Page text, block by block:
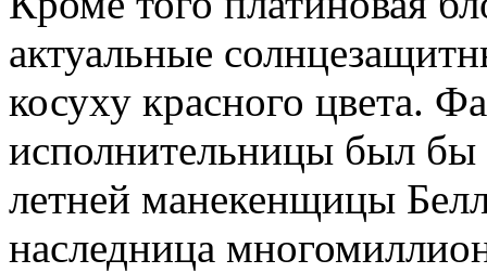
актуальные
косуху красного цвета.
исполнительницы был бы
летней манекенщицы
наследница